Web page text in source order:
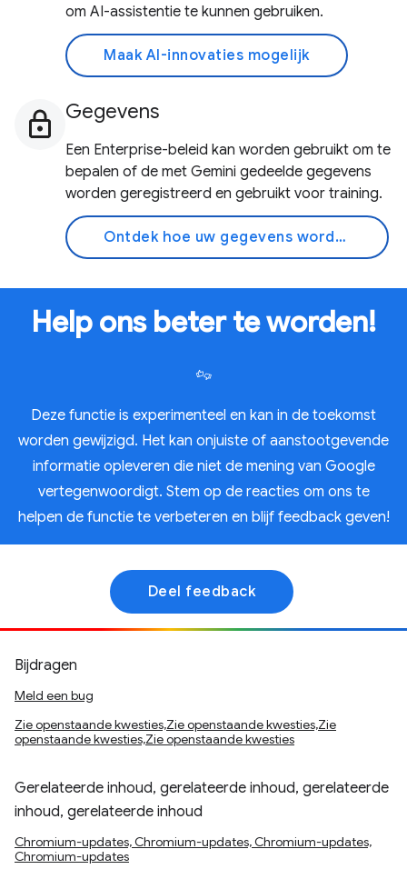
om AI-assistentie te kunnen gebruiken.
Maak AI-innovaties mogelijk
Gegevens
Een Enterprise-beleid kan worden gebruikt om te
bepalen of de met Gemini gedeelde gegevens
worden geregistreerd en gebruikt voor training.
Ontdek hoe uw gegevens worden gebruikt
Help ons beter te worden!
Deze functie is experimenteel en kan in de toekomst
worden gewijzigd. Het kan onjuiste of aanstootgevende
informatie opleveren die niet de mening van Google
vertegenwoordigt. Stem op de reacties om ons te
helpen de functie te verbeteren en blijf feedback geven!
Deel feedback
Bijdragen
Meld een bug
Zie openstaande kwesties,Zie openstaande kwesties,Zie
openstaande kwesties,Zie openstaande kwesties
Gerelateerde inhoud, gerelateerde inhoud, gerelateerde
inhoud, gerelateerde inhoud
Chromium-updates, Chromium-updates, Chromium-updates,
Chromium-updates